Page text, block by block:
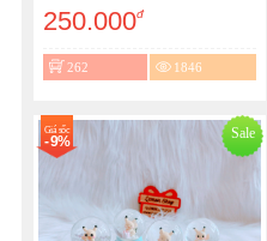
250.000đ
262 1846
Sale
Giá sốc
- 9%